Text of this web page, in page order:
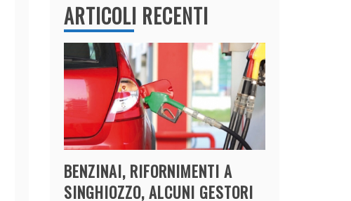
ARTICOLI RECENTI
BENZINAI, RIFORNIMENTI A
SINGHIOZZO, ALCUNI GESTORI